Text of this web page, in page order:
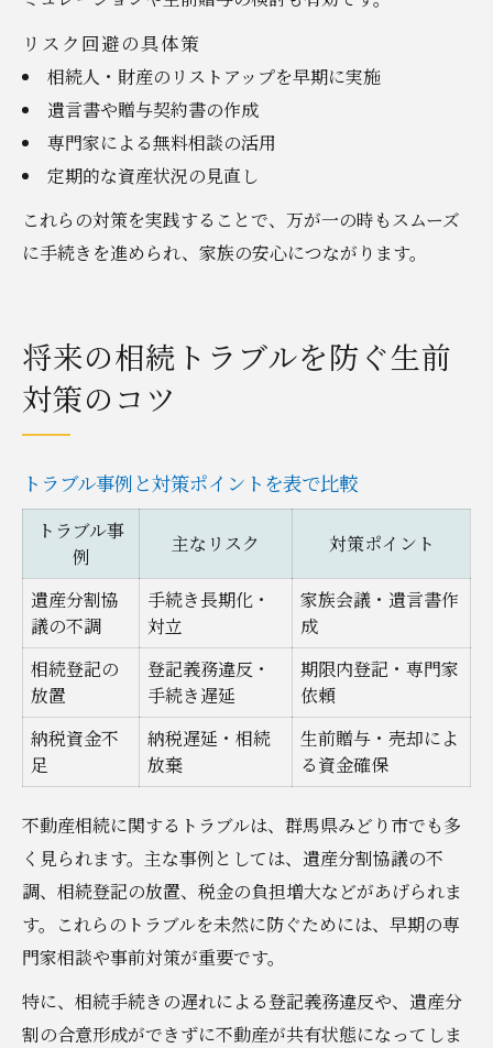
リスク回避の具体策
相続人・財産のリストアップを早期に実施
遺言書や贈与契約書の作成
専門家による無料相談の活用
定期的な資産状況の見直し
これらの対策を実践することで、万が一の時もスムーズ
に手続きを進められ、家族の安心につながります。
将来の相続トラブルを防ぐ生前
対策のコツ
トラブル事例と対策ポイントを表で比較
トラブル事
例
主なリスク 対策ポイント
遺産分割協
議の不調
手続き長期化・
対立
家族会議・遺言書作
成
相続登記の
放置
登記義務違反・
手続き遅延
期限内登記・専門家
依頼
納税資金不
足
納税遅延・相続
放棄
生前贈与・売却によ
る資金確保
不動産相続に関するトラブルは、群馬県みどり市でも多
く見られます。主な事例としては、遺産分割協議の不
調、相続登記の放置、税金の負担増大などがあげられま
す。これらのトラブルを未然に防ぐためには、早期の専
門家相談や事前対策が重要です。
特に、相続手続きの遅れによる登記義務違反や、遺産分
割の合意形成ができずに不動産が共有状態になってしま